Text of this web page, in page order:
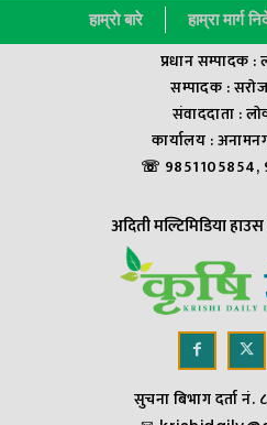
हाम्राे बारे हाम्रा मार्ग
प्रधान सम्पादक :
सम्पादक :
संवाददाता :
कार्यालय :
☏ 9851105854,
अदिती मल्टिमिडिया हाउस
सुचना बिभाग दर्ता